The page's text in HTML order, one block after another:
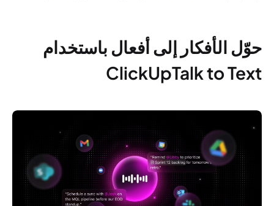
حوّل الأفكار إلى أفعال باستخدام
ClickUpTalk to Text